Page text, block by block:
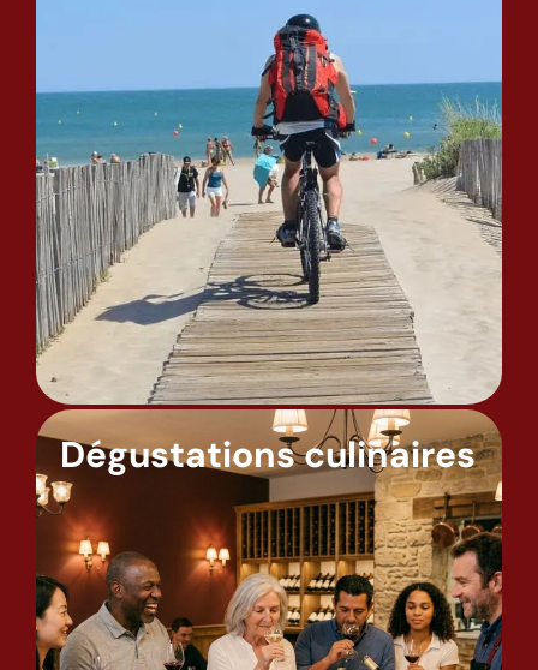
Dégustations culinaires